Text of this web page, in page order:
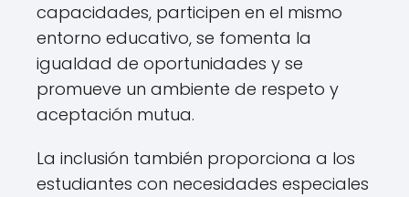
capacidades, participen en el mismo
entorno educativo, se fomenta la
igualdad de oportunidades y se
promueve un ambiente de respeto y
aceptación mutua.
La inclusión también proporciona a los
estudiantes con necesidades especiales